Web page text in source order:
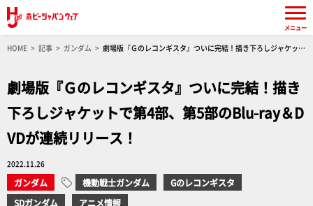
HOME 記事 ガンダム
劇場版『Ｇのレコンギスタ』ついに完結！描き下ろしジャケット
劇場版『Ｇのレコンギスタ』ついに完結！描き
下ろしジャケットで第4部、第5部のBlu-ray＆D
VDが連続リリース！
2022.11.26
ガンダム 機動戦士ガンダム
Gのレコンギスタ
SDガンダム
アニメ情報
メニュー